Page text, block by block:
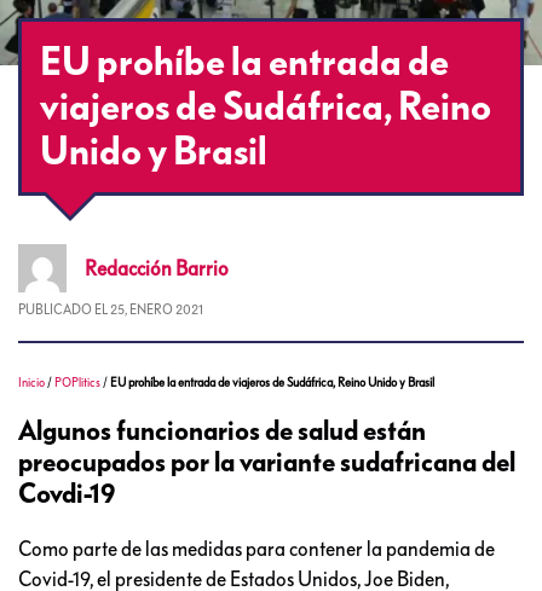
EU prohíbe la entrada de
viajeros de Sudáfrica, Reino
Unido y Brasil
Redacción Barrio
PUBLICADO EL 25, ENERO 2021
Inicio / POPlitics / EU prohíbe la entrada de viajeros de Sudáfrica, Reino Unido y Brasil
Algunos funcionarios de salud están
preocupados por la variante sudafricana del
Covdi-19
Como parte de las medidas para contener la pandemia de
Covid-19, el presidente de Estados Unidos, Joe Biden,